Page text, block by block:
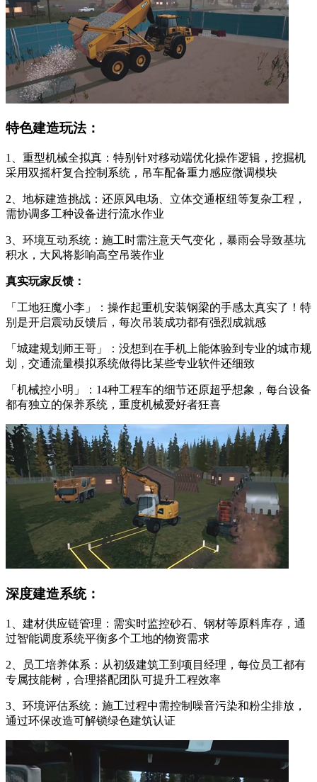
特色建造玩法：
1、重型机械全拟真：特别针对移动端优化操作逻辑，挖掘机
采用双摇杆复合控制系统，吊车配备重力感应微调模块
2、地标建造挑战：还原风电场、立体交通枢纽等复杂工程，
需协调多工种设备进行流水作业
3、环境互动系统：施工时需注意天气变化，暴雨会导致基坑
积水，大风将影响高空吊装作业
真实玩家反馈：
「工地狂魔小李」：操作起重机安装钢梁的手感太真实了！特
别是开启震动反馈后，每次吊装成功都有强烈成就感
「城建规划师王哥」：没想到在手机上能体验到专业的城市规
划，交通流量模拟系统做得比某些专业软件还细致
「机械控小明」：14种工程车的细节还原超乎想象，每台设备
都有独立的保养系统，重度机械爱好者狂喜
深度建造系统：
1、建材供应链管理：需实时监控砂石、钢材等原料库存，通
过智能调度系统平衡多个工地的物资需求
2、员工培养体系：从初级建筑工到项目经理，每位员工都有
专属技能树，合理搭配团队可提升工程效率
3、环境评估系统：施工过程中需控制噪音污染和粉尘排放，
通过环保改造可解锁绿色建筑认证